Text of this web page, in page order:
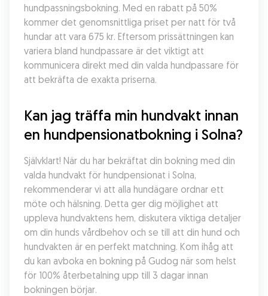
hundpassningsbokning. Med en rabatt på 50%
kommer det genomsnittliga priset per natt för två
hundar att vara 675 kr. Eftersom prissättningen kan
variera bland hundpassare är det viktigt att
kommunicera direkt med din valda hundpassare för
att bekräfta de exakta priserna.
Kan jag träffa min hundvakt innan
en hundpensionatbokning i Solna?
Självklart! När du har bekräftat din bokning med din
valda hundvakt för hundpensionat i Solna,
rekommenderar vi att alla hundägare ordnar ett
möte och hälsning. Detta ger dig möjlighet att
uppleva hundvaktens hem, diskutera viktiga detaljer
om din hunds vårdbehov och se till att din hund och
hundvakten är en perfekt matchning. Kom ihåg att
du kan avboka en bokning på Gudog när som helst
för 100% återbetalning upp till 3 dagar innan
bokningen börjar.